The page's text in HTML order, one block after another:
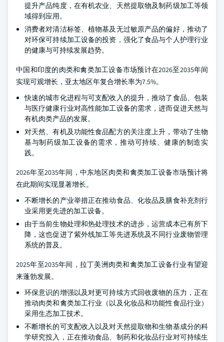
提升产品纯度，在有机农业、天然提取物及制药级加工等领
域得到应用。
消费者对清洁标签、植物基及无过敏原产品的偏好，推动了
对环保可持续加工设备的投资，强化了食品与个人护理行业
的健康与可持续发展趋势。
中国和印度的肉类和禽类加工设备市场预计在2026至2035年间
实现可观增长，亚太地区年复合增长率为7.5%。
快速的城市化进程与可支配收入的提升，推动了食品、包装
与医疗健康行业对高性能加工设备的需求，进而促进天然与
有机肉类产品的发展。
对天然、有机及功能性食品配方的关注度上升，带动了生物
基与制药级加工设备的需求，推动可持续、健康的制造实
践。
2026年至2035年间，中东地区肉类和禽类加工设备市场预计将
在此期间实现显著增长。
不断增长的产业举措正在推动食品、化妆品及膳食补充剂行
业采用更先进的加工设备。
由于当前生物处理和热处理技术的进步，运营成本已有所下
降，这也促进了紫外线加工等先进系统及不同行业废物管理
系统的普及。
2025年至2035年间，拉丁美洲肉类和禽类加工设备行业有望迎
来蓬勃发展。
环保意识的增强以及对更可持续方式回收废物的压力，正在
推动肉类和禽类加工行业（以及化妆品和功能性食品行业）
采用生态加工技术。
不断增长的可支配收入以及对天然提取物和生物基成分的科
学研究投入，正在推动食品、制药和化妆品行业对可持续生